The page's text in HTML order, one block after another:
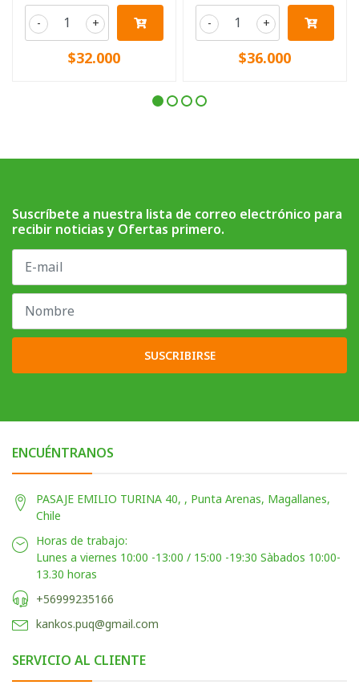
+
-
$32.000
+
-
$36.000
Suscríbete a nuestra lista de correo electrónico para
recibir noticias y Ofertas primero.
SUSCRIBIRSE
ENCUÉNTRANOS
PASAJE EMILIO TURINA 40, , Punta Arenas, Magallanes,
Chile
Horas de trabajo:
Lunes a viernes 10:00 -13:00 / 15:00 -19:30 Sàbados 10:00-
13.30 horas
+56999235166
kankos.puq@gmail.com
SERVICIO AL CLIENTE